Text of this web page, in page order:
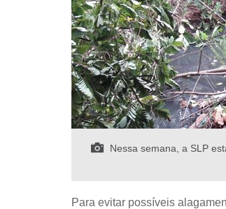
Nessa semana, a SLP
Para evitar possíveis